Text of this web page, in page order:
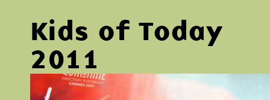
Kids of Today
2011